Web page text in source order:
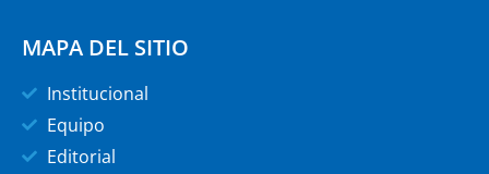
MAPA DEL SITIO
Institucional
Equipo
Editorial